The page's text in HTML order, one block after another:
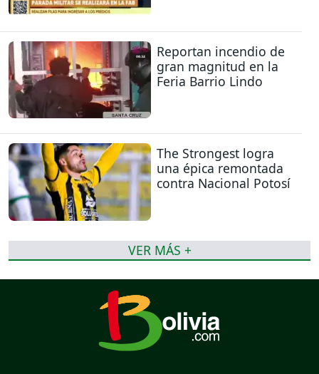
Reportan incendio de
gran magnitud en la
Feria Barrio Lindo
The Strongest logra
una épica remontada
contra Nacional Potosí
VER MÁS +